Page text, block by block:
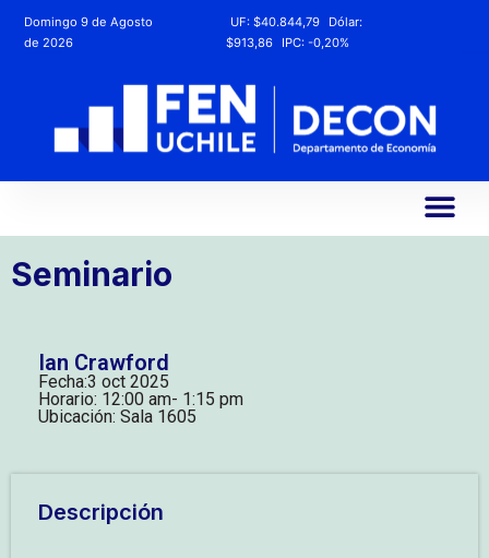
Domingo 9 de Agosto
de 2026
UF:$40.844,79
Dólar:
$913,86
IPC:-0,20%
Seminario
Ian Crawford
Fecha:3 oct 2025
Horario: 12:00 am- 1:15 pm
Ubicación: Sala 1605
Descripción